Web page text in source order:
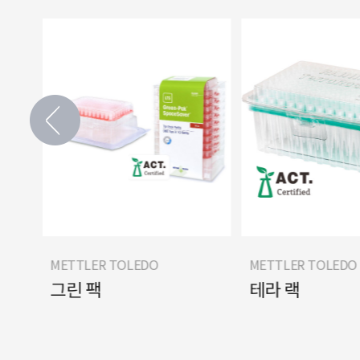
METTLER TOLEDO
그린 팩
METTLER TOLEDO
테라 랙